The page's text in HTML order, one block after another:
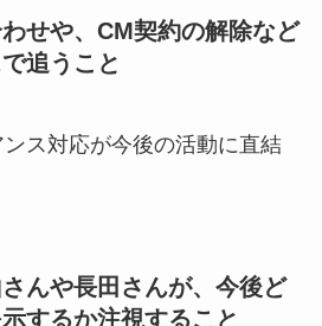
せや、CM契約の解除など
追うこと
ス対応が今後の活動に直結
んや長田さんが、今後ど
するか注視すること